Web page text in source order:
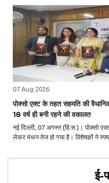
07 Aug 2026
पोक्सो एक्ट के तहत सहमति की
18 वर्ष ही बनी रहने की वकालत
नई दिल्ली, 07 अगस्त (हि.स.)। पोक्सो एक्ट के तहत सहमति की वैधानिक आयु को को
लेकर मंथन तेज हो गया है। विशेषज्ञों ने
ई-